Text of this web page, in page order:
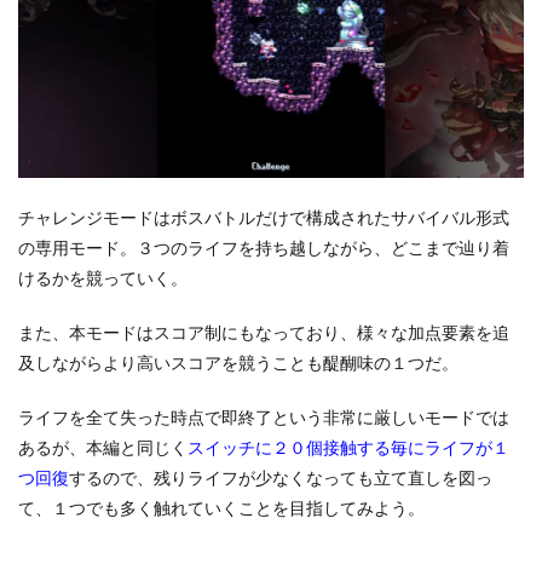
チャレンジモードはボスバトルだけで構成されたサバイバル形式
の専用モード。３つのライフを持ち越しながら、どこまで辿り着
けるかを競っていく。
また、本モードはスコア制にもなっており、様々な加点要素を追
及しながらより高いスコアを競うことも醍醐味の１つだ。
ライフを全て失った時点で即終了という非常に厳しいモードでは
あるが、本編と同じく スイッチに２０個接触する毎にライフが１
つ回復するので、残りライフが少なくなっても立て直しを図っ
て、１つでも多く触れていくことを目指してみよう。